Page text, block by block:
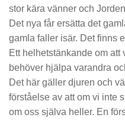
stor kära vänner och
Det nya får ersätta det
gamla faller isär. Det finns
Ett helhetstänkande om att
behöver hjälpa varandra
Det här gäller djuren och
förståelse av att om vi inte
om oss själva heller. En